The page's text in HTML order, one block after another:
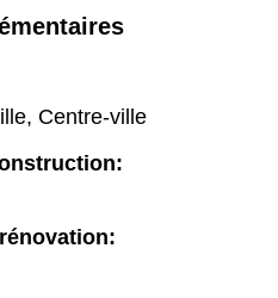
Centre-ville